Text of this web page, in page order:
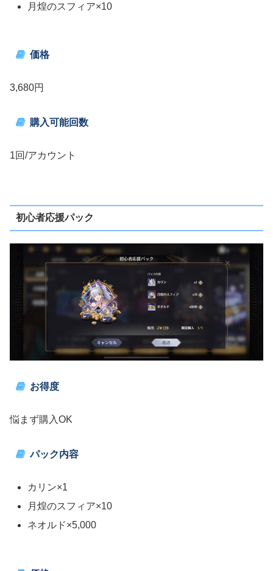
月煌のスフィア×10
価格
3,680円
購入可能回数
1回/アカウント
初心者応援パック
お得度
悩まず購入OK
パック内容
カリン×1
月煌のスフィア×10
ネオルド×5,000